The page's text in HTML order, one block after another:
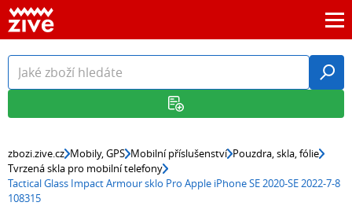
zbozi.zive.cz Mobily, GPS Mobilní příslušenství Pouzdra, skla, fólie
Tvrzená skla pro mobilní telefony
Tactical Glass Impact Armour sklo Pro Apple iPhone SE 2020-SE 2022-7-8
108315